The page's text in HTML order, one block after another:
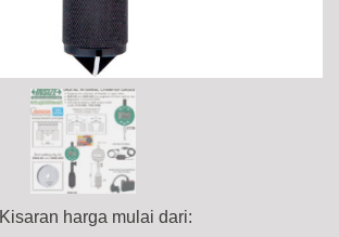
Kisaran harga mulai dari: